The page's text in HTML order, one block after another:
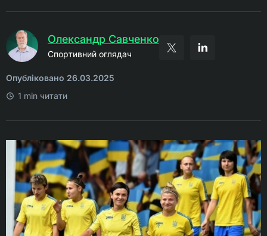
Олександр Савченко
Спортивний оглядач
Опубліковано 26.03.2025
1 min читати